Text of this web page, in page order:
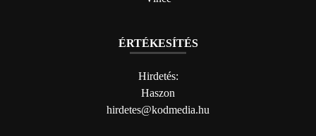
ÉRTÉKESÍTÉS
Hirdetés:
Haszon
hirdetes@kodmedia.hu